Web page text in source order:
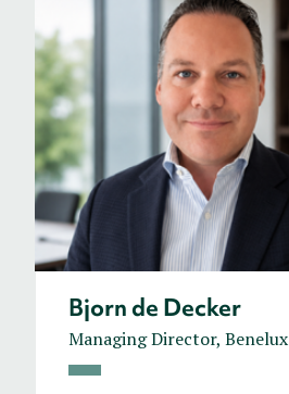
Bjorn de Decker
Managing Director, Benelux